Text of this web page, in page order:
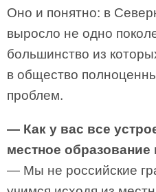
Оно и понятно: в
выросло не одно
большинство из
в общество
проблем.
— Как у вас все
местное
— Мы не российские